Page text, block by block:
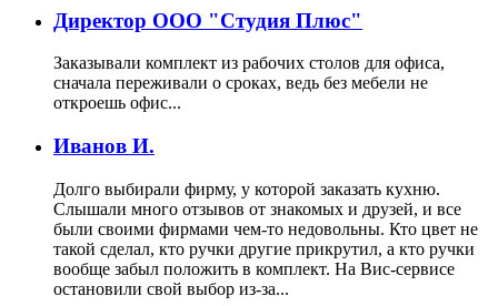
Директор ООО "Студия Плюс"
Заказывали комплект из рабочих столов для офиса,
сначала переживали о сроках, ведь без мебели не
откроешь офис...
Иванов И.
Долго выбирали фирму, у которой заказать кухню.
Слышали много отзывов от знакомых и друзей, и все
были своими фирмами чем-то недовольны. Кто цвет не
такой сделал, кто ручки другие прикрутил, а кто ручки
вообще забыл положить в комплект. На Вис-сервисе
остановили свой выбор из-за...